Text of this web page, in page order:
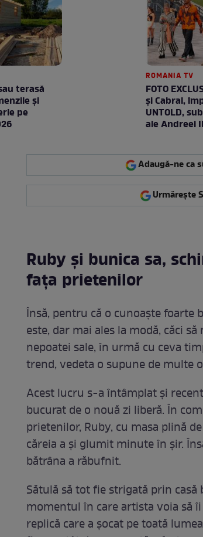
terasă
și
pe
ROMANIA TV
FOTO
şi Cabral,
UNTOLD,
ale Andreei
Adaugă-ne ca
Urmărește
Ruby și bunica sa,
fața prietenilor
Însă, pentru că o cunoaște foarte
este, dar mai ales la modă, căci
nepoatei sale, în urmă cu ceva
trend, vedeta o supune de multe
Acest lucru s-a întâmplat și
bucurat de o nouă zi liberă. În
prietenilor, Ruby, cu masa plină
căreia a și glumit minute în șir.
bătrâna a răbufnit.
Sătulă să tot fie strigată prin
momentul în care artista voia să
replică care a șocat pe toată